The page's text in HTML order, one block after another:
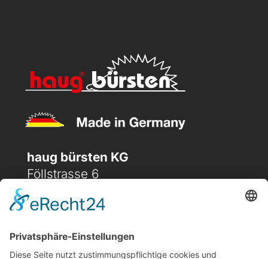
haug bürsten KG
Föllstrasse 6
 (+49) 08231 / 96 30 96